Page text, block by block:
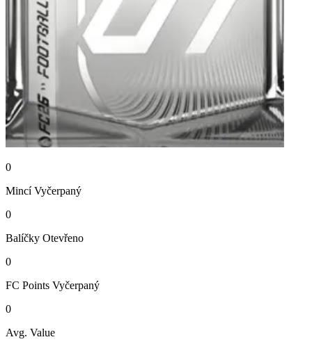
0
Mincí Vyčerpaný
0
Balíčky Otevřeno
0
FC Points Vyčerpaný
0
Avg. Value